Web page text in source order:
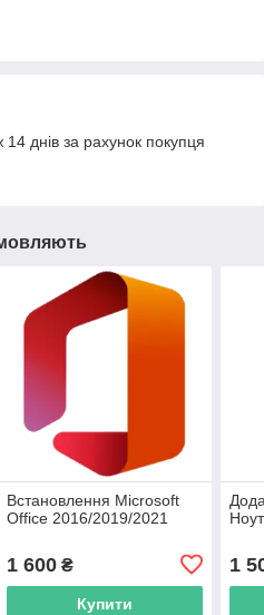
днів за рахунок покупця
Встановлення Microsoft
Office 2016/2019/2021
1 600₴
Купити
1